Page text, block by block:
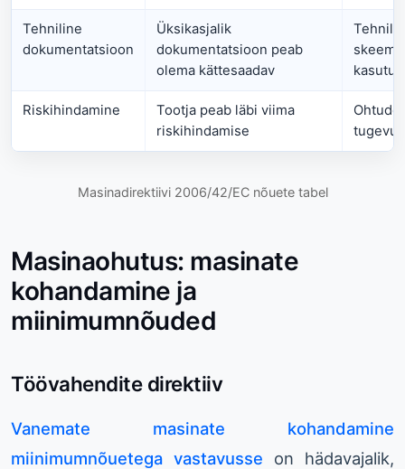
Tehniline
dokumentatsioon
Üksikasjalik
dokumentatsioon peab
olema kättesaadav
Riskihindamine
Tootja peab läbi viima
riskihindamise
Ohtude
Masinadirektiivi 2006/42/EC nõuete tabel
Masinaohutus: masinate
kohandamine ja
miinimumnõuded
Töövahendite direktiiv
Vanemate masinate kohandamine
miinimumnõuetega vastavusse on hädavajalik,